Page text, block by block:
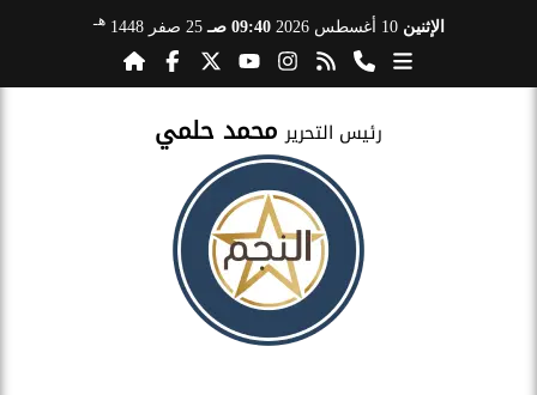
الإثنين 10 أغسطس 2026 09:40 صـ 25 صفر 1448 هـ
رئيس التحرير محمد حلمي